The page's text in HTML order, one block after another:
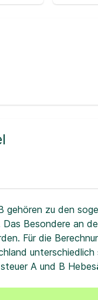
gehören zu den
Besondere an
Für die
A und B